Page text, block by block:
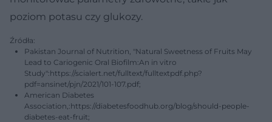
poziom potasu czy glukozy.
Źródła:
Pakistan Journal of Nutrition, "Natural Sweetness of Fruits May
Lead to Cariogenic Oral Biofilm:An in vitro
Study":https://scialert.net/fulltext/fulltextpdf.php?
pdf=ansinet/pjn/2021/101-107.pdf;
American Diabetes
Association,:https://diabetesfoodhub.org/blog/should-people-
diabetes-eat-fruit;